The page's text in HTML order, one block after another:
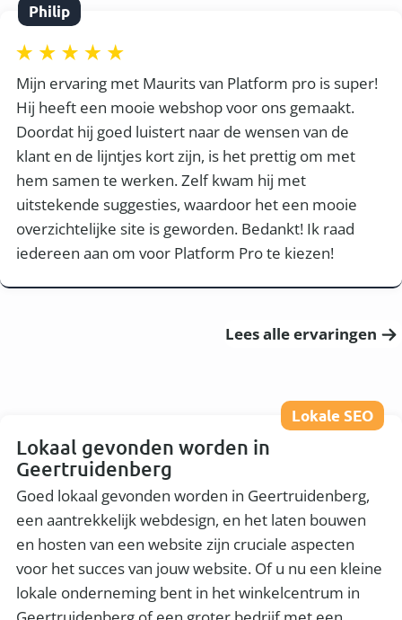
Philip
Mijn ervaring met Maurits van Platform pro is super!
Hij heeft een mooie webshop voor ons gemaakt.
Doordat hij goed luistert naar de wensen van de
klant en de lijntjes kort zijn, is het prettig om met
hem samen te werken. Zelf kwam hij met
uitstekende suggesties, waardoor het een mooie
overzichtelijke site is geworden. Bedankt! Ik raad
iedereen aan om voor Platform Pro te kiezen!
Lees alle ervaringen
Lokale SEO
Lokaal gevonden worden in
Geertruidenberg
Goed lokaal gevonden worden in Geertruidenberg,
een aantrekkelijk webdesign, en het laten bouwen
en hosten van een website zijn cruciale aspecten
voor het succes van jouw website. Of u nu een kleine
lokale onderneming bent in het winkelcentrum in